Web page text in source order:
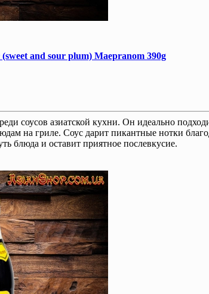
and sour plum) Maepranom 390g
соусов азиатской кухни. Он идеально
на гриле. Соус дарит пикантные нотки
блюда и оставит приятное послевкусие.